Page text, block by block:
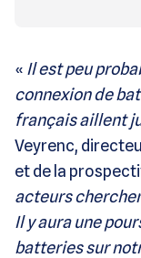
« Il est peu
connexion de
français aillent
Veyrenc,
et de la
acteurs
Il y aura une
batteries sur